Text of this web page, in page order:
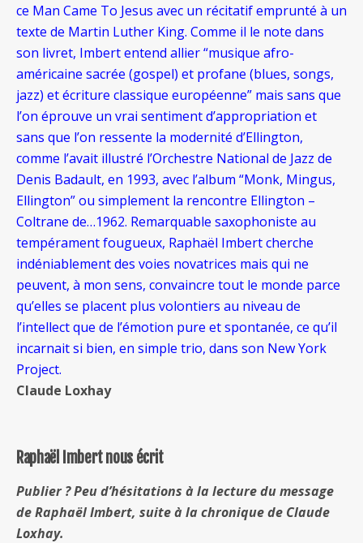
ce Man Came To Jesus avec un récitatif emprunté à un
texte de Martin Luther King. Comme il le note dans
son livret, Imbert entend allier “musique afro-
américaine sacrée (gospel) et profane (blues, songs,
jazz) et écriture classique européenne” mais sans que
l’on éprouve un vrai sentiment d’appropriation et
sans que l’on ressente la modernité d’Ellington,
comme l’avait illustré l’Orchestre National de Jazz de
Denis Badault, en 1993, avec l’album “Monk, Mingus,
Ellington” ou simplement la rencontre Ellington –
Coltrane de…1962. Remarquable saxophoniste au
tempérament fougueux, Raphaël Imbert cherche
indéniablement des voies novatrices mais qui ne
peuvent, à mon sens, convaincre tout le monde parce
qu’elles se placent plus volontiers au niveau de
l’intellect que de l’émotion pure et spontanée, ce qu’il
incarnait si bien, en simple trio, dans son New York
Project.
Claude Loxhay
Raphaël Imbert nous écrit
Publier ? Peu d’hésitations à la lecture du message
de Raphaël Imbert, suite à la chronique de Claude
Loxhay.